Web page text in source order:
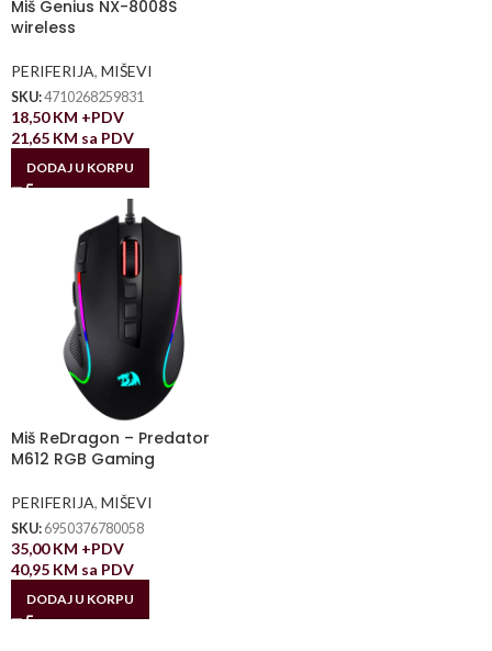
Miš Genius NX-8008S
wireless
PERIFERIJA, MIŠEVI
SKU:4710268259831
18,50KM +PDV
21,65 KM sa PDV
DODAJ U KORPU
Miš ReDragon – Predator
M612 RGB Gaming
PERIFERIJA, MIŠEVI
SKU: 6950376780058
35,00KM +PDV
40,95 KM sa PDV
DODAJ U KORPU